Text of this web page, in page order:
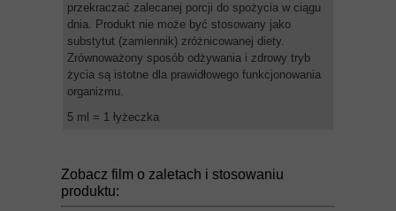
przekraczać zalecanej porcji do spożycia w ciągu
dnia. Produkt nie może być stosowany jako
substytut (zamiennik) zróżnicowanej diety.
Zrównoważony sposób odżywania i zdrowy tryb
życia są istotne dla prawidłowego funkcjonowania
organizmu.
5 ml = 1 łyżeczka
Zobacz film o zaletach i stosowaniu
produktu: